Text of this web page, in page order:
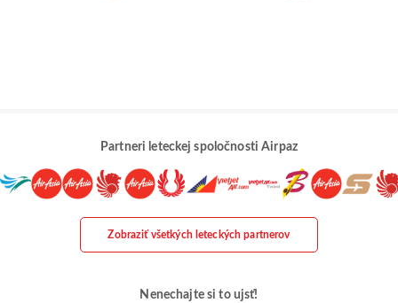
Partneri leteckej spoločnosti Airpaz
Zobraziť všetkých leteckých partnerov
Nenechajte si to ujsť!